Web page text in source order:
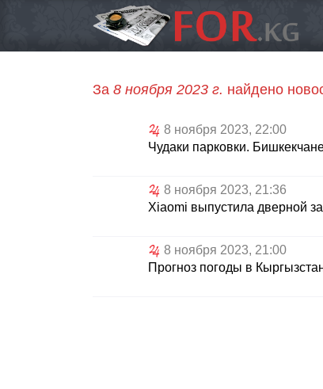
За 8 ноября 2023 г. найдено
8 ноября 2023, 22:00
Чудаки парковки.
8 ноября 2023, 21:36
Xiaomi выпустила дверной
8 ноября 2023, 21:00
Прогноз погоды в